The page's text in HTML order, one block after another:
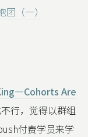
（一）
Are
行，觉得以群组
付费学员来学